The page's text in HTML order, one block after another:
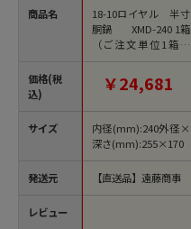
商品名
価格(税
込)
サイズ
発送元
レビュー
18-10ロイヤル 半寸
胴鍋 XMD-240 1箱
（ご注文単位1箱）
【直送品】
￥24,681
内径(mm):240外径×
深さ(mm):255×170
【直送品】遠藤商事